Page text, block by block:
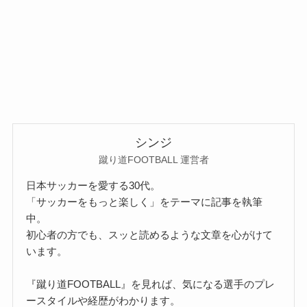
シンジ
蹴り道FOOTBALL 運営者
日本サッカーを愛する30代。
「サッカーをもっと楽しく」をテーマに記事を執筆
中。
初心者の方でも、スッと読めるような文章を心がけて
います。
『蹴り道FOOTBALL』を見れば、気になる選手のプレ
ースタイルや経歴がわかります。